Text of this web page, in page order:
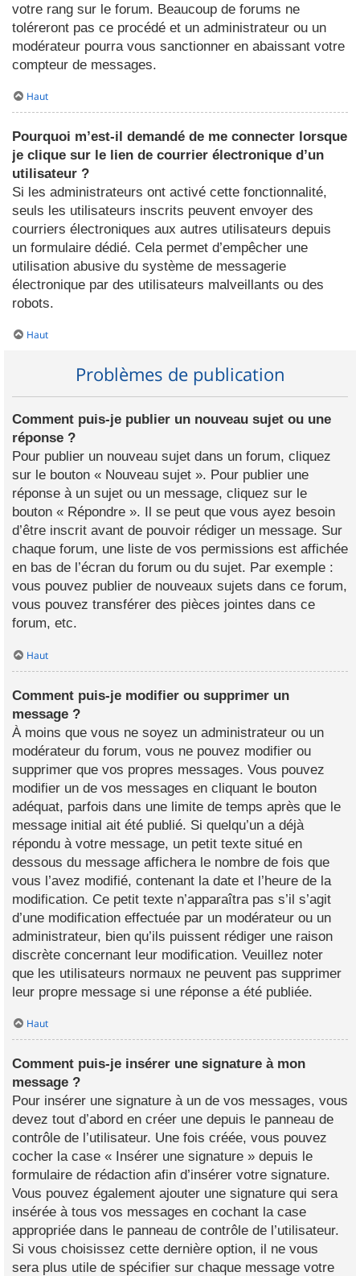
votre rang sur le forum. Beaucoup de forums ne
toléreront pas ce procédé et un administrateur ou un
modérateur pourra vous sanctionner en abaissant votre
compteur de messages.
Haut
Pourquoi m’est-il demandé de me connecter lorsque
je clique sur le lien de courrier électronique d’un
utilisateur ?
Si les administrateurs ont activé cette fonctionnalité,
seuls les utilisateurs inscrits peuvent envoyer des
courriers électroniques aux autres utilisateurs depuis
un formulaire dédié. Cela permet d’empêcher une
utilisation abusive du système de messagerie
électronique par des utilisateurs malveillants ou des
robots.
Haut
Problèmes de publication
Comment puis-je publier un nouveau sujet ou une
réponse ?
Pour publier un nouveau sujet dans un forum, cliquez
sur le bouton « Nouveau sujet ». Pour publier une
réponse à un sujet ou un message, cliquez sur le
bouton « Répondre ». Il se peut que vous ayez besoin
d’être inscrit avant de pouvoir rédiger un message. Sur
chaque forum, une liste de vos permissions est affichée
en bas de l’écran du forum ou du sujet. Par exemple :
vous pouvez publier de nouveaux sujets dans ce forum,
vous pouvez transférer des pièces jointes dans ce
forum, etc.
Haut
Comment puis-je modifier ou supprimer un
message ?
À moins que vous ne soyez un administrateur ou un
modérateur du forum, vous ne pouvez modifier ou
supprimer que vos propres messages. Vous pouvez
modifier un de vos messages en cliquant le bouton
adéquat, parfois dans une limite de temps après que le
message initial ait été publié. Si quelqu’un a déjà
répondu à votre message, un petit texte situé en
dessous du message affichera le nombre de fois que
vous l’avez modifié, contenant la date et l’heure de la
modification. Ce petit texte n’apparaîtra pas s’il s’agit
d’une modification effectuée par un modérateur ou un
administrateur, bien qu’ils puissent rédiger une raison
discrète concernant leur modification. Veuillez noter
que les utilisateurs normaux ne peuvent pas supprimer
leur propre message si une réponse a été publiée.
Haut
Comment puis-je insérer une signature à mon
message ?
Pour insérer une signature à un de vos messages, vous
devez tout d’abord en créer une depuis le panneau de
contrôle de l’utilisateur. Une fois créée, vous pouvez
cocher la case « Insérer une signature » depuis le
formulaire de rédaction afin d’insérer votre signature.
Vous pouvez également ajouter une signature qui sera
insérée à tous vos messages en cochant la case
appropriée dans le panneau de contrôle de l’utilisateur.
Si vous choisissez cette dernière option, il ne vous
sera plus utile de spécifier sur chaque message votre